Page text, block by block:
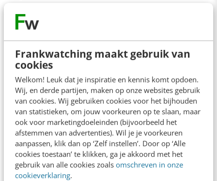
Frankwatching maakt gebruik van
cookies
Welkom! Leuk dat je inspiratie en kennis komt opdoen.
Wij, en derde partijen, maken op onze websites gebruik
van cookies. Wij gebruiken cookies voor het bijhouden
van statistieken, om jouw voorkeuren op te slaan, maar
ook voor marketingdoeleinden (bijvoorbeeld het
afstemmen van advertenties). Wil je je voorkeuren
aanpassen, klik dan op ‘Zelf instellen’. Door op ‘Alle
cookies toestaan’ te klikken, ga je akkoord met het
gebruik van alle cookies zoals omschreven in onze
cookieverklaring.
Meer contactopties
Frankwatching
Adverteren
Contact
Nieuwsbrieven
Over ons
Ons team
Werken bij